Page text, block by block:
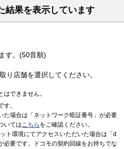
結果を表示しています
す。(50音順)
り店舗を選択してください。
できません。
。
た場合は「ネットワーク暗証番号」が必要
いてはこちら をご確認ください。
ト環境にてアクセスいただいた場合は「d
必要です。ドコモの契約回線をお持ちでな